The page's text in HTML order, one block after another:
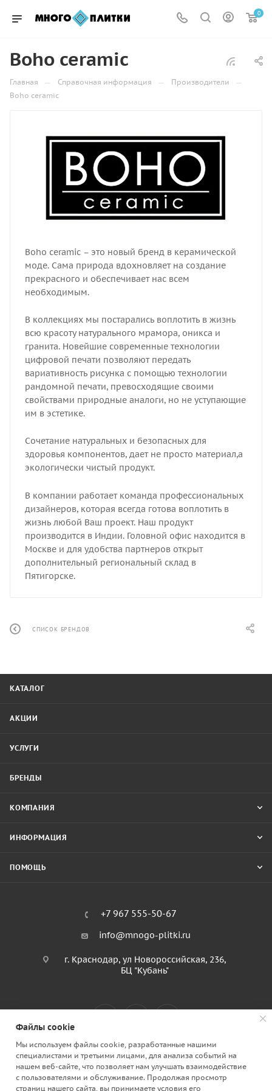
0
Boho ceramiс
Главная — Справочная информация — Производители —
Boho ceramiс
Boho ceramic – это новый бренд в керамической
моде. Сама природа вдохновляет на создание
прекрасного и обеспечивает нас всем
необходимым.
В коллекциях мы постарались воплотить в жизнь
всю красоту натурального мрамора, оникса и
гранита. Новейшие современные технологии
цифровой печати позволяют передать
вариативность рисунка с помощью технологии
рандомной печати, превосходящие своими
свойствами природные аналоги, но не уступающие
им в эстетике.
Сочетание натуральных и безопасных для
здоровья компонентов, дает не просто материал,а
экологически чистый продукт.
В компании работает команда профессиональных
дизайнеров, которая всегда готова воплотить в
жизнь любой Ваш проект. Наш продукт
производится в Индии. Головной офис находится в
Москве и для удобства партнеров открыт
дополнительный региональный склад в
Пятигорске.
СПИСОК БРЕНДОВ
КАТАЛОГ
АКЦИИ
УСЛУГИ
БРЕНДЫ
КОМПАНИЯ
ИНФОРМАЦИЯ
ПОМОЩЬ
+7 967 555-50-67
info@mnogo-plitki.ru
г. Краснодар, ул Новороссийская, 236,
БЦ "Кубань"
2026 © «МногоПлитки» Все права защищены
Создание и продвижение сайта - Legend
Файлы cookie
Мы используем файлы cookie, разработанные нашими
специалистами и третьими лицами, для анализа событий на
нашем веб-сайте, что позволяет нам улучшать взаимодействие
с пользователями и обслуживание. Продолжая просмотр
страниц нашего сайта, вы принимаете условия его